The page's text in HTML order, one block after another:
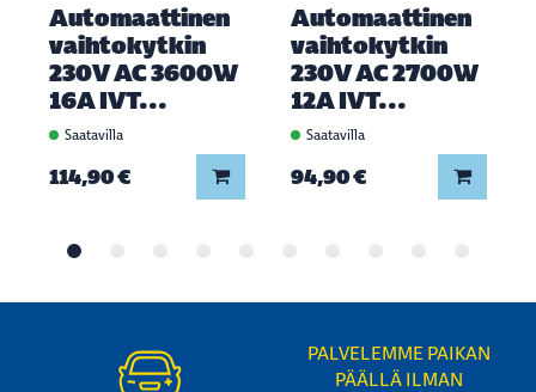
Automaattinen
vaihtokytkin
230V AC 3600W
16A IVT...
Saatavilla
114,90 € Lisää koriin
Automaattinen
vaihtokytkin
230V AC 2700W
12A IVT...
Saatavilla
94,90 € Lisää
PALVELEMME PAIKAN
PÄÄLLÄ ILMAN